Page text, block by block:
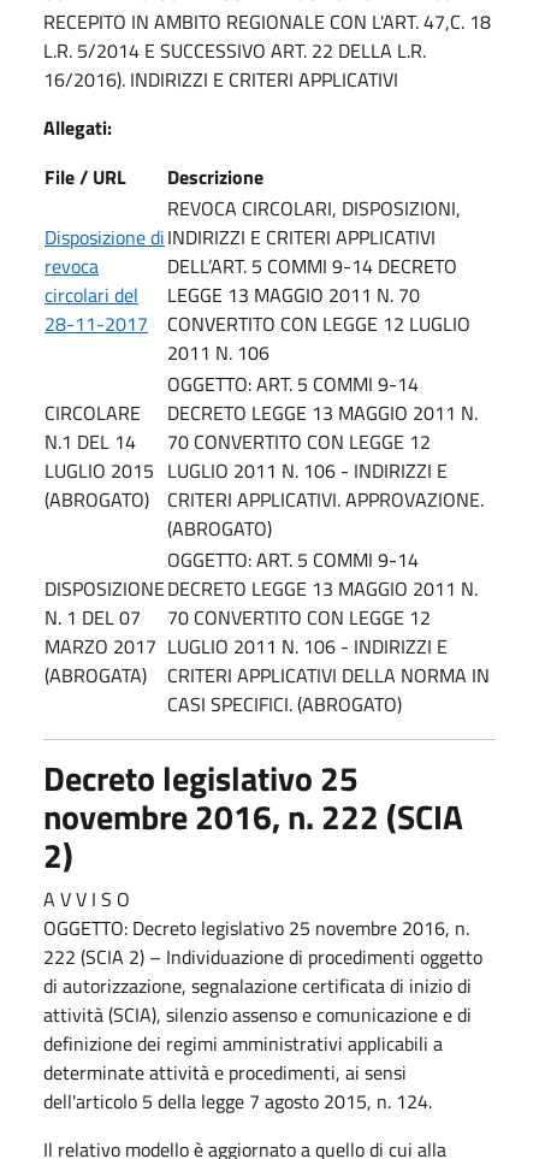
RECEPITO IN AMBITO REGIONALE CON L'ART. 47,C. 18
L.R. 5/2014 E SUCCESSIVO ART. 22 DELLA L.R.
16/2016). INDIRIZZI E CRITERI APPLICATIVI
Allegati:
File / URL
Descrizione
Disposizione di
revoca
circolari del
28-11-2017
REVOCA CIRCOLARI, DISPOSIZIONI,
INDIRIZZI E CRITERI APPLICATIVI
DELL’ART. 5 COMMI 9-14 DECRETO
LEGGE 13 MAGGIO 2011 N. 70
CONVERTITO CON LEGGE 12 LUGLIO
2011 N. 106
CIRCOLARE
N.1 DEL 14
LUGLIO 2015
(ABROGATO)
OGGETTO: ART. 5 COMMI 9-14
DECRETO LEGGE 13 MAGGIO 2011 N.
70 CONVERTITO CON LEGGE 12
LUGLIO 2011 N. 106 - INDIRIZZI E
CRITERI APPLICATIVI. APPROVAZIONE.
(ABROGATO)
DISPOSIZIONE
N. 1 DEL 07
MARZO 2017
(ABROGATA)
OGGETTO: ART. 5 COMMI 9-14
DECRETO LEGGE 13 MAGGIO 2011 N.
70 CONVERTITO CON LEGGE 12
LUGLIO 2011 N. 106 - INDIRIZZI E
CRITERI APPLICATIVI DELLA NORMA IN
CASI SPECIFICI. (ABROGATO)
Decreto legislativo 25
novembre 2016, n. 222 (SCIA
2)
A V V I S O
OGGETTO: Decreto legislativo 25 novembre 2016, n.
222 (SCIA 2) – Individuazione di procedimenti oggetto
di autorizzazione, segnalazione certificata di inizio di
attività (SCIA), silenzio assenso e comunicazione e di
definizione dei regimi amministrativi applicabili a
determinate attività e procedimenti, ai sensi
dell'articolo 5 della legge 7 agosto 2015, n. 124.
Il relativo modello è aggiornato a quello di cui alla